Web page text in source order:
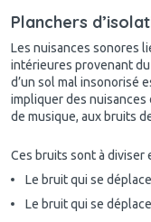
Planchers
Les nuisances sonores
intérieures provenant
d’un sol mal insonorisé
impliquer des nuisances
de musique, aux bruits
Ces bruits sont à diviser
Le bruit qui se déplace
Le bruit qui se